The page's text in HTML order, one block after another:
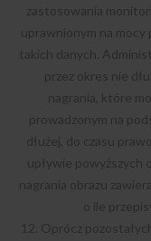
zastosowania
uprawnionym na
takich danych.
przez okres nie
nagrania, które
prowadzonym na
dłużej, do czasu
upływie powyższych
nagrania obrazu
o ile
12. Oprócz